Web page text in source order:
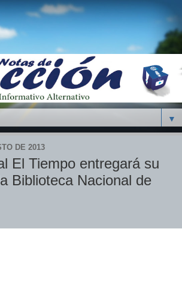
▼
DE 2013
El Tiempo entregará su
Biblioteca Nacional de